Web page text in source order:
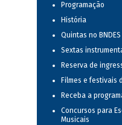
Programação
História
Quintas no BNDES
Sextas
Reserva de
Filmes e festivais
Receba a
Concursos para
Musicais